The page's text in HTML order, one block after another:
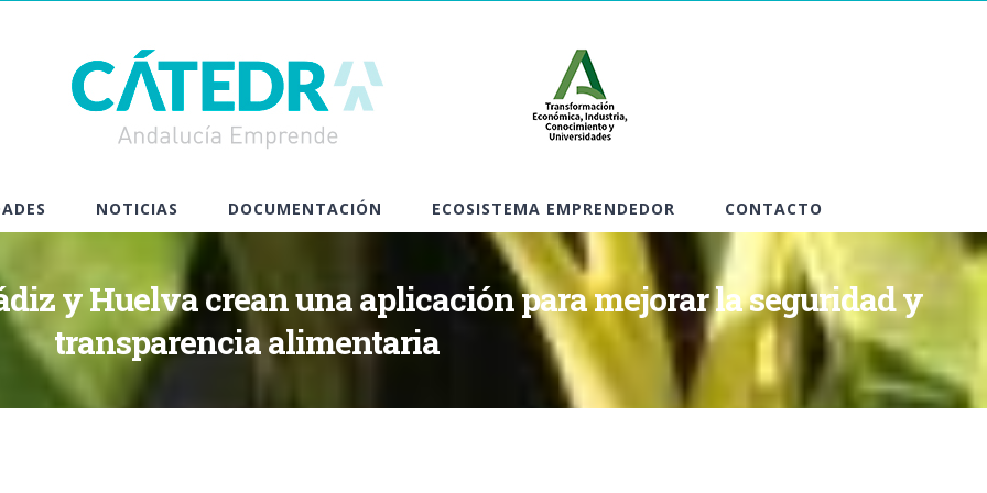
NOTICIAS DOCUMENTACIÓN ECOSISTEMA EMPRENDEDOR CONTACTO
y Huelva crean una aplicación para mejorar la seguridad y
transparencia alimentaria